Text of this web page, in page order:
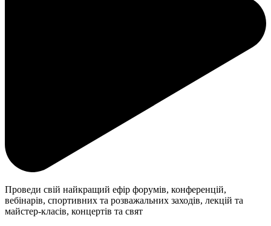
Проведи свій найкращий ефір форумів, конференцій,
вебінарів, спортивних та розважальних заходів, лекцій та
майстер-класів, концертів та свят